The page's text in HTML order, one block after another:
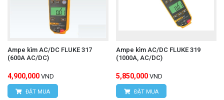
Ampe kìm AC/DC FLUKE 317
(600A AC/DC)
4,900,000 VND
ĐẶT MUA
Ampe kìm AC/DC FLUKE 319
(1000A, AC/DC)
5,850,000 VND
ĐẶT MUA